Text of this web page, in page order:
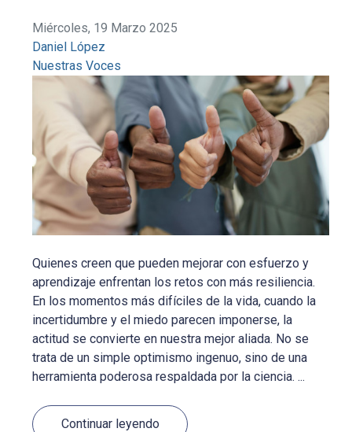
Miércoles, 19 Marzo 2025
Daniel López
Nuestras Voces
Quienes creen que pueden mejorar con esfuerzo y
aprendizaje enfrentan los retos con más resiliencia.
En los momentos más difíciles de la vida, cuando la
incertidumbre y el miedo parecen imponerse, la
actitud se convierte en nuestra mejor aliada. No se
trata de un simple optimismo ingenuo, sino de una
herramienta poderosa respaldada por la ciencia. ...
Continuar leyendo